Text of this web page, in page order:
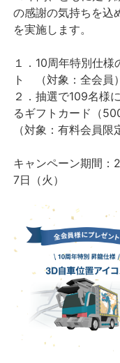
の感謝の気持ちを込
を実施します。
１．10周年特別仕
ト （対象：全会員）
２．抽選で109名様
るギフトカード（
（対象：有料会員限
キャンペーン期間
7日（火）